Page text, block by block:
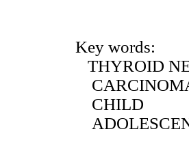
Key words:
THYROID
CHILD